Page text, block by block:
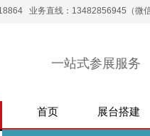
业务直线：13482856945（微
一站式参展服务
首页 展台搭建